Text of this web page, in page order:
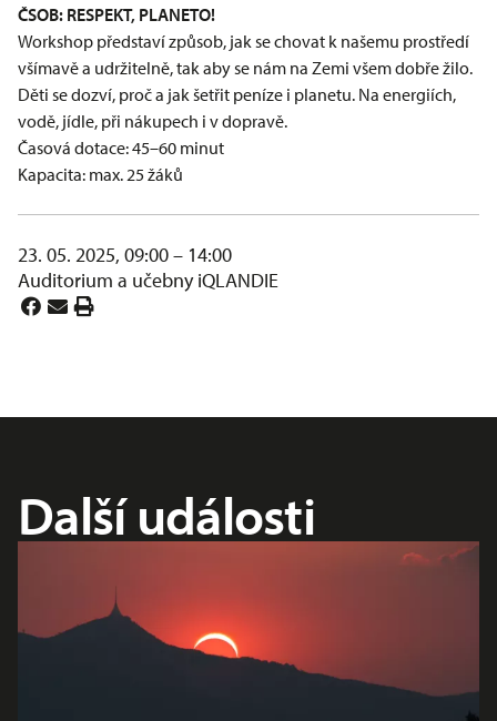
ČSOB: RESPEKT, PLANETO!
Workshop představí způsob, jak se chovat k našemu prostředí
všímavě a udržitelně, tak aby se nám na Zemi všem dobře žilo.
Děti se dozví, proč a jak šetřit peníze i planetu. Na energiích,
vodě, jídle, při nákupech i v dopravě.
Časová dotace: 45–60 minut
Kapacita: max. 25 žáků
23. 05. 2025, 09:00 – 14:00
Auditorium a učebny iQLANDIE
Další události